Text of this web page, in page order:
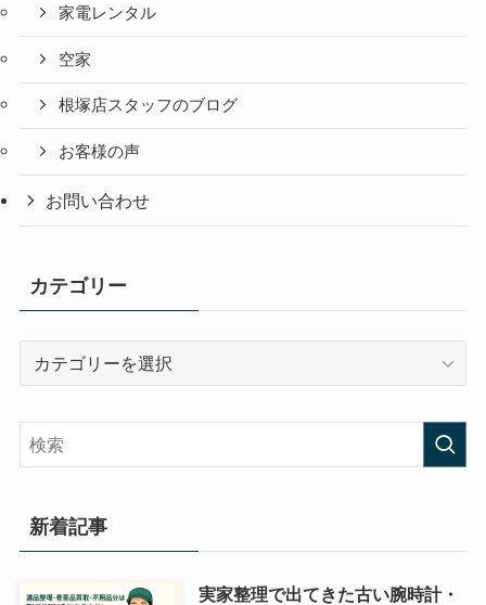
家電レンタル
空家
根塚店スタッフのブログ
お客様の声
お問い合わせ
カテゴリー
リ
新着記事
実家整理で出てきた古い腕時計・